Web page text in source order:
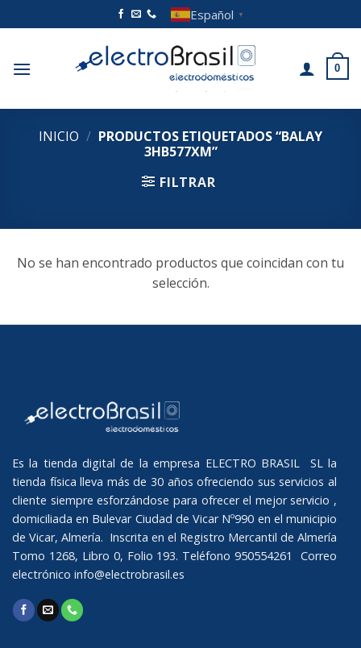
al
Español ▼
0
INICIO / PRODUCTOS ETIQUETADOS “BALAY
3HB577XM”
FILTRAR
No se han encontrado productos que coincidan con tu
selección.
Es la tienda digital de la empresa ELECTRO BRASIL SL la
tienda física lleva más de 30 años ofreciendo sus servicios al
cliente siempre esforzándose para ofrecer el mejor servicio ,
domiciliada en Bulevar Ciudad de Vicar Nº990 en el municipio
de Vicar, Almería. Inscrita en el Registro Mercantil de Almería
Tomo 1268, Libro 0, Folio 193. Teléfono 950554261 Correo
electrónico info@electrobrasil.es